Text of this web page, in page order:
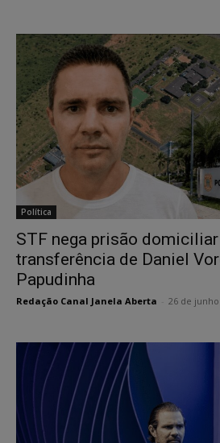
Política
STF nega prisão
transferência de Daniel
Papudinha
Redação Canal Janela Aberta 26 de